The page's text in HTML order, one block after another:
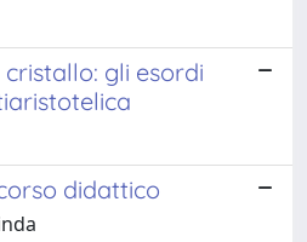
gli esordi
didattico